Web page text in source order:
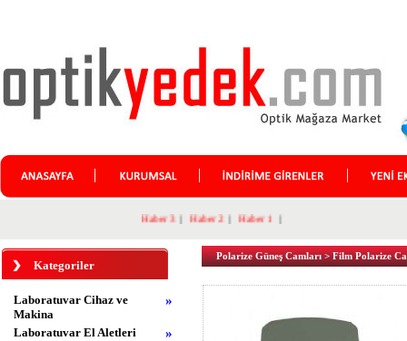
Haber 3| Haber 2|Haber 1|
Kategoriler
Laboratuvar Cihaz ve
Makina
»
Laboratuvar El Aletleri »
Polarize Güneş Camları>Film Polarize